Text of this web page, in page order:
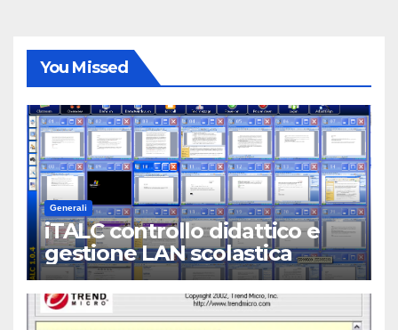
You Missed
Generali
iTALC controllo didattico e
gestione LAN scolastica